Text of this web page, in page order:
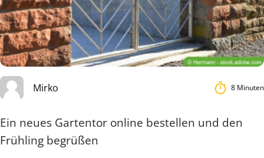
Mirko 8 Minuten
Ein neues Gartentor online bestellen und den
Frühling begrüßen